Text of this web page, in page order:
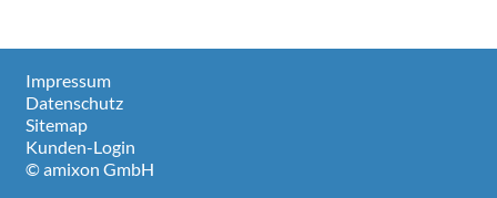
Impressum
Datenschutz
Sitemap
Kunden-Login
© amixon GmbH